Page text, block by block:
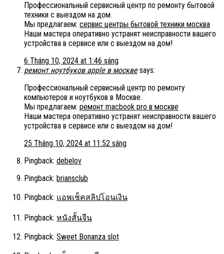
Профессиональный сервисный центр по ремонту бытовой
техники с выездом на дом.
Мы предлагаем: сервис центры бытовой техники москва
Наши мастера оперативно устранят неисправности вашего
устройства в сервисе или с выездом на дом!
6 Tháng 10, 2024 at 1:46 sáng
ремонт ноутбуков apple в москве says:
Профессиональный сервисный центр по ремонту
компьютеров и ноутбуков в Москве.
Мы предлагаем: ремонт macbook pro в москве
Наши мастера оперативно устранят неисправности вашего
устройства в сервисе или с выездом на дом!
25 Tháng 10, 2024 at 11:52 sáng
Pingback: debelov
Pingback: briansclub
Pingback: แอพเช็คสลิปโอนเงิน
Pingback: หนังสั้นจีน
Pingback: Sweet Bonanza slot